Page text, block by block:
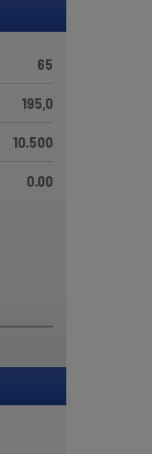
65
195,0
10.500
0.00